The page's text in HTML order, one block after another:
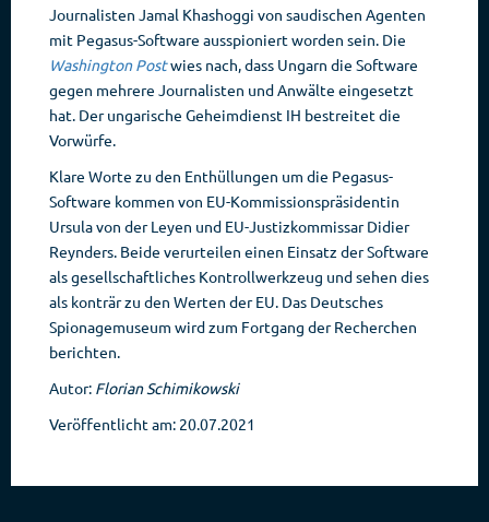
Journalisten Jamal Khashoggi von saudischen Agenten
mit Pegasus-Software ausspioniert worden sein. Die
Washington Postwies nach, dass Ungarn die Software
gegen mehrere Journalisten und Anwälte eingesetzt
hat. Der ungarische Geheimdienst IH bestreitet die
Vorwürfe.
Klare Worte zu den Enthüllungen um die Pegasus-
Software kommen von EU-Kommissionspräsidentin
Ursula von der Leyen und EU-Justizkommissar Didier
Reynders. Beide verurteilen einen Einsatz der Software
als gesellschaftliches Kontrollwerkzeug und sehen dies
als konträr zu den Werten der EU. Das Deutsches
Spionagemuseum wird zum Fortgang der Recherchen
berichten.
Autor: Florian Schimikowski
Veröffentlicht am: 20.07.2021